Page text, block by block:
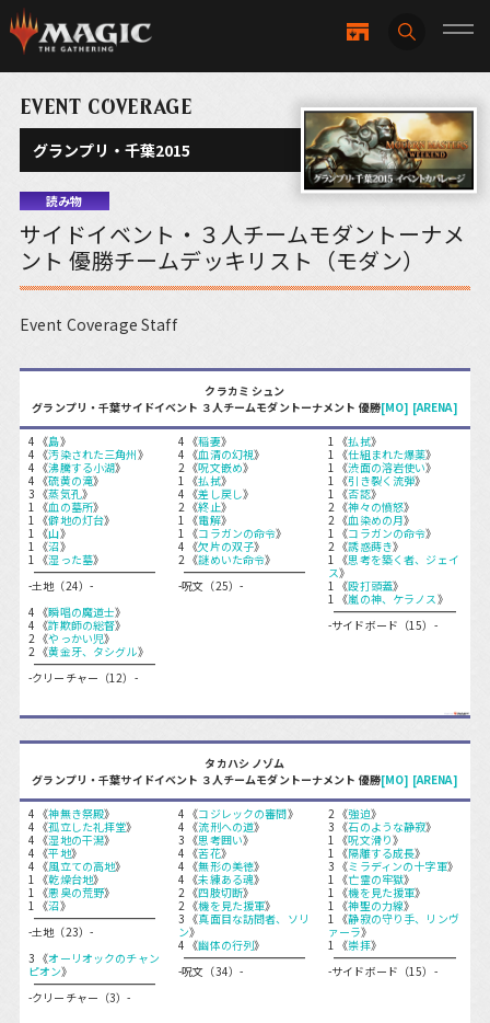
EVENT COVERAGE
グランプリ・千葉2015
読み物
サイドイベント・３人チームモダントーナメ
ント 優勝チームデッキリスト（モダン）
Event Coverage Staff
クラカミ シュン
グランプリ・千葉サイドイベント ３人チームモダントーナメント 優勝[MO] [ARENA]
4 《島》
4 《汚染された三角州》
4 《沸騰する小湖》
4 《硫黄の滝》
3 《蒸気孔》
1 《血の墓所》
1 《僻地の灯台》
1 《山》
1 《沼》
1 《湿った墓》
-土地（24）-
4 《瞬唱の魔道士》
4 《詐欺師の総督》
2 《やっかい児》
2 《黄金牙、タシグル》
-クリーチャー（12）-
4 《稲妻》
4 《血清の幻視》
2 《呪文嵌め》
1 《払拭》
4 《差し戻し》
2 《終止》
1 《電解》
1 《コラガンの命令》
4 《欠片の双子》
2 《謎めいた命令》
-呪文（25）-
1 《払拭》
1 《仕組まれた爆薬》
1 《渋面の溶岩使い》
1 《引き裂く流弾》
1 《否認》
2 《神々の憤怒》
2 《血染めの月》
1 《コラガンの命令》
2 《誘惑蒔き》
1 《思考を築く者、ジェイ
ス》
1 《殴打頭蓋》
1 《嵐の神、ケラノス》
-サイドボード（15）-
タカハシ ノゾム
グランプリ・千葉サイドイベント ３人チームモダントーナメント 優勝[MO] [ARENA]
4 《神無き祭殿》
4 《孤立した礼拝堂》
4 《湿地の干潟》
4 《平地》
4 《風立ての高地》
1 《乾燥台地》
1 《悪臭の荒野》
1 《沼》
-土地（23）-
3 《オーリオックのチャン
ピオン》
-クリーチャー（3）-
4 《コジレックの審問》
4 《流刑への道》
3 《思考囲い》
4 《苦花》
4 《無形の美徳》
4 《未練ある魂》
2 《四肢切断》
2 《機を見た援軍》
3 《真面目な訪問者、ソリ
ン》
4 《幽体の行列》
-呪文（34）-
2 《強迫》
3 《石のような静寂》
1 《呪文滑り》
1 《隔離する成長》
3 《ミラディンの十字軍》
1 《亡霊の牢獄》
1 《機を見た援軍》
1 《神聖の力線》
1 《静寂の守り手、リンヴ
ァーラ》
1 《崇拝》
-サイドボード（15）-